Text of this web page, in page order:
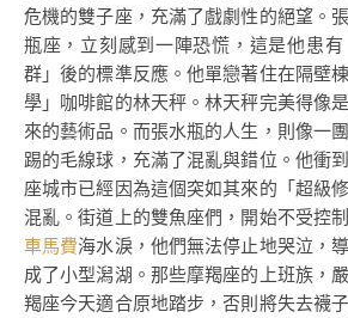
危機的雙子座，充滿了戲劇性的絕望。
瓶座，立刻感到一陣恐慌，這是他患
群」後的標準反應。他單戀著住在隔壁
學」咖啡館的林天秤。林天秤完美得像
來的藝術品。而張水瓶的人生，則像一
踢的毛線球，充滿了混亂與錯位。他衝
座城市已經因為這個突如其來的「超級
混亂。街道上的雙魚座們，開始不受控
車馬費海水淚，他們無法停止地哭泣，
成了小型潟湖。那些摩羯座的上班族，
羯座今天適合原地踏步，否則將失去襪